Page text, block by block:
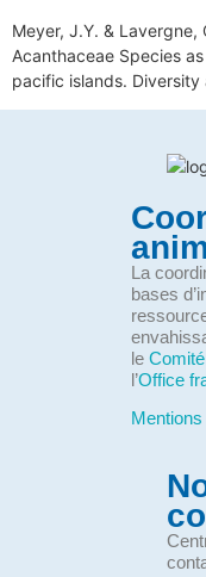
Meyer, J.Y. &
Acanthaceae Species
pacific islands.
La
bases
le
l’Office